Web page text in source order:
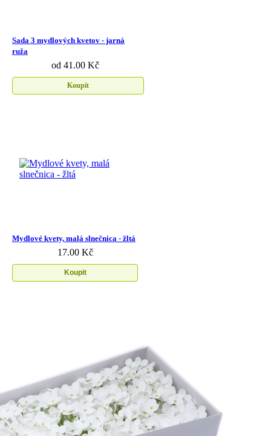
Sada 3 mydlových kvetov - jarná
ruža
od 41.00 Kč
Koupit
Mydlové kvety, malá slnečnica - žltá
17.00 Kč
Koupit